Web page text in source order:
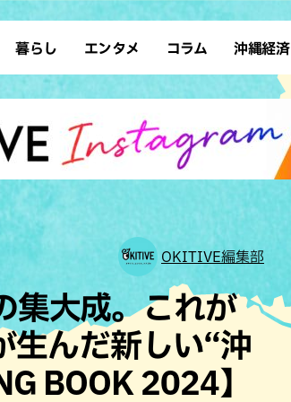
沖縄そば
カフェ
和食・日本料理
ア・エスニック
イタリアン
焼鳥・串料理
居酒屋・バー
スイーツ
ドライブ
ソロ活
アート
ホテル
公園
暮らし
レシピ SDGs
ァッション ローカルニュース
沖縄移住 沖縄旧暦行事
エンタメ
スポーツ 占い
タレント・芸人 テレビ
コラム 沖縄経済
OKITIVE編集部
集大成。これが
生んだ新しい“沖
BOOK 2024】